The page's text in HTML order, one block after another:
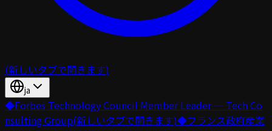
(新しいタブで開きます)
ja
◆Forbes Technology Council Member Leader — Tech Co
nsulting Group(新しいタブで開きます)◆フランス政府産業